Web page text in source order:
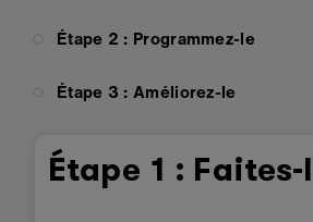
Étape 2 : Programmez-le
Étape 3 : Améliorez-le
Étape 1 : Faites-